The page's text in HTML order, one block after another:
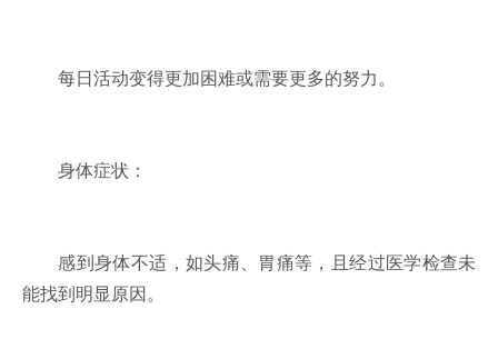
每日活动变得更加困难或需要更多的努力。
身体症状：
感到身体不适，如头痛、胃痛等，且经过医学检查未
能找到明显原因。